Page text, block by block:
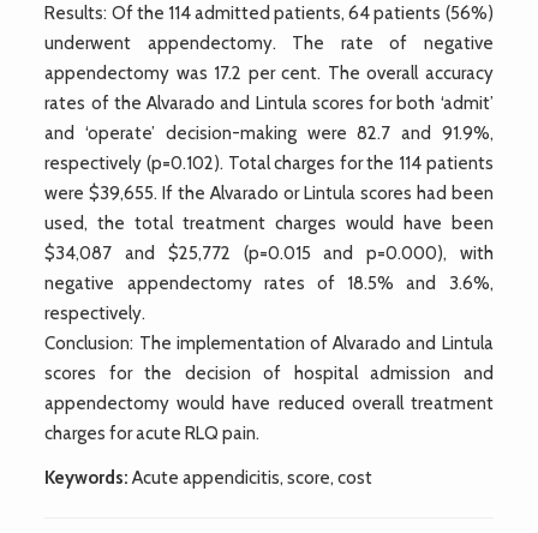
Results: Of the 114 admitted patients, 64 patients (56%)
underwent appendectomy. The rate of negative
appendectomy was 17.2 per cent. The overall accuracy
rates of the Alvarado and Lintula scores for both ‘admit’
and ‘operate’ decision-making were 82.7 and 91.9%,
respectively (p=0.102). Total charges for the 114 patients
were $39,655. If the Alvarado or Lintula scores had been
used, the total treatment charges would have been
$34,087 and $25,772 (p=0.015 and p=0.000), with
negative appendectomy rates of 18.5% and 3.6%,
respectively.
Conclusion: The implementation of Alvarado and Lintula
scores for the decision of hospital admission and
appendectomy would have reduced overall treatment
charges for acute RLQ pain.
Keywords: Acute appendicitis, score, cost